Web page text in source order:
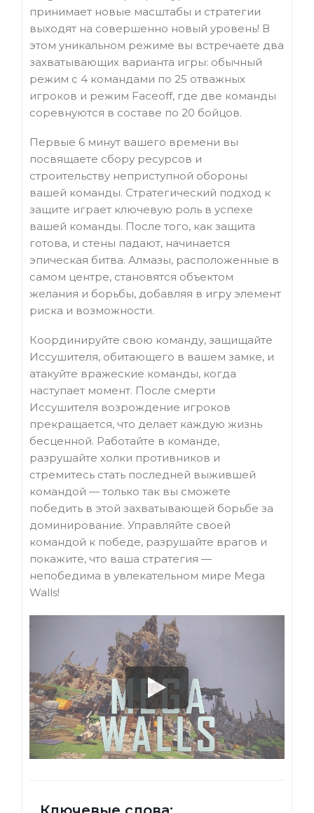
принимает новые масштабы и стратегии
выходят на совершенно новый уровень! В
этом уникальном режиме вы встречаете два
захватывающих варианта игры: обычный
режим с 4 командами по 25 отважных
игроков и режим Faceoff, где две команды
соревнуются в составе по 20 бойцов.
Первые 6 минут вашего времени вы
посвящаете сбору ресурсов и
строительству неприступной обороны
вашей команды. Стратегический подход к
защите играет ключевую роль в успехе
вашей команды. После того, как защита
готова, и стены падают, начинается
эпическая битва. Алмазы, расположенные в
самом центре, становятся объектом
желания и борьбы, добавляя в игру элемент
риска и возможности.
Координируйте свою команду, защищайте
Иссушителя, обитающего в вашем замке, и
атакуйте вражеские команды, когда
наступает момент. После смерти
Иссушителя возрождение игроков
прекращается, что делает каждую жизнь
бесценной. Работайте в команде,
разрушайте холки противников и
стремитесь стать последней выжившей
командой — только так вы сможете
победить в этой захватывающей борьбе за
доминирование. Управляйте своей
командой к победе, разрушайте врагов и
покажите, что ваша стратегия —
непобедима в увлекательном мире Mega
Walls!